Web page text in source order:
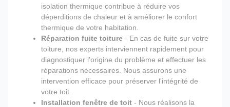
isolation thermique contribue à réduire vos
déperditions de chaleur et à améliorer le confort
thermique de votre habitation.
Réparation fuite toiture - En cas de fuite sur votre
toiture, nos experts interviennent rapidement pour
diagnostiquer l'origine du problème et effectuer les
réparations nécessaires. Nous assurons une
intervention efficace pour préserver l'intégrité de
votre toit.
Installation fenêtre de toit - Nous réalisons la